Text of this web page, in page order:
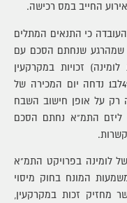
החייב במס רכישה.
כי התנאים המתלים
שמהרגע שנחתם הסכם עם
זכויות במקרקעין
בפרויקט התמ"א. אמנם בהתאם לסעיף 49לב1 נדחה יום המכירה של
רק על אופן חישוב השבח
ליזם התמ"א נחתם הסכם
לומינה בפרויקט התמ"א
המונח בחוק מיסוי
מחזיק זכות במקרקעין,